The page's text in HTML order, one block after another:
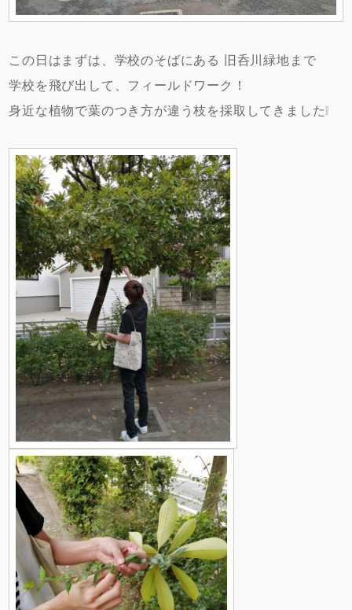
この日はまずは、学校のそばにある 旧呑川緑地まで
学校を飛び出して、フィールドワーク！
身近な植物で葉のつき方が違う枝を採取してきました❕